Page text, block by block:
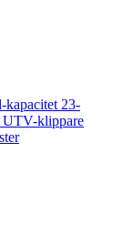
kapacitet 23-
UTV-klippare